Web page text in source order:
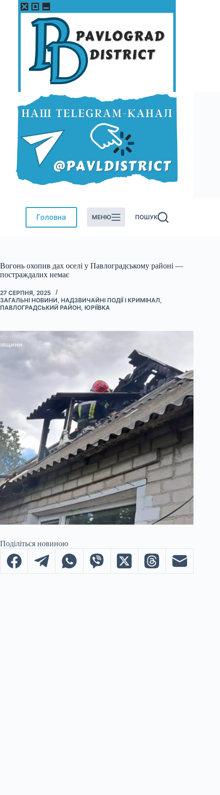
Перейти
Головна МЕНЮ ПОШУК
Вогонь охопив дах оселі у Павлоградському районі —
постраждалих немає
27 СЕРПНЯ, 2025
ЗАГАЛЬНІ НОВИНИ, НАДЗВИЧАЙНІ ПОДІЇ І КРИМІНАЛ,
ПАВЛОГРАДСЬКИЙ РАЙОН, ЮРІЇВКА
Поділіться новиною